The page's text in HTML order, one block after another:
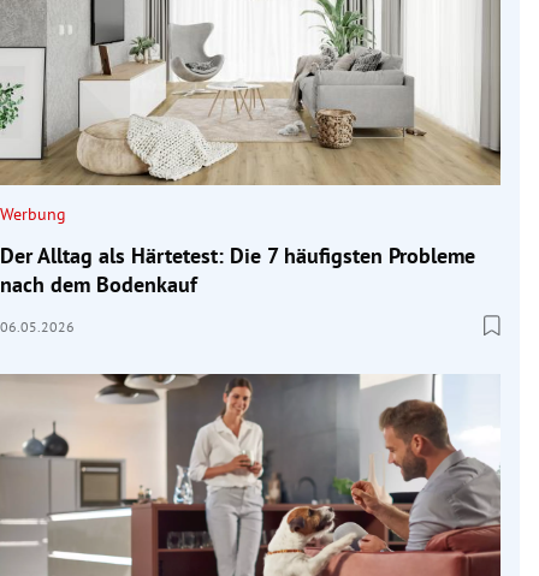
Werbung
Der Alltag als Härtetest: Die 7 häufigsten Probleme
nach dem Bodenkauf
06.05.2026